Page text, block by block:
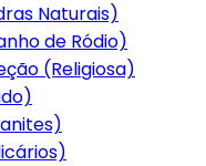
Naturais)
de Ródio)
(Religiosa)